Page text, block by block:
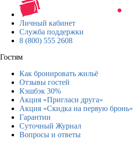
Личный кабинет
Служба поддержки
8 (800) 555 2608
Гостям
Как бронировать жильё
Отзывы гостей
Кэшбэк 30%
Акция «Пригласи друга»
Акция «Скидка на первую бронь»
Гарантии
Суточный Журнал
Вопросы и ответы